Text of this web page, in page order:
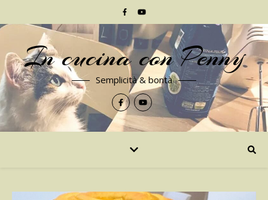
In cucina con Penny
Semplicità & bontà